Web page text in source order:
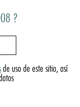
?
de uso de este sitio, así